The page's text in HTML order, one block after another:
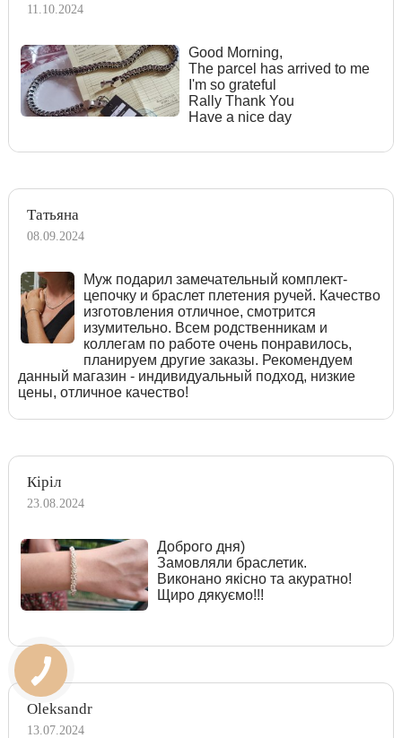
11.10.2024
Good Morning,
The parcel has arrived to me
I'm so grateful
Rally Thank You
Have a nice day
Татьяна
08.09.2024
Муж подарил замечательный комплект-
цепочку и браслет плетения ручей. Качество
изготовления отличное, смотрится
изумительно. Всем родственникам и
коллегам по работе очень понравилось,
планируем другие заказы. Рекомендуем
данный магазин - индивидуальный подход, низкие
цены, отличное качество!
Кіріл
23.08.2024
Доброго дня)
Замовляли браслетик.
Виконано якісно та акуратно!
Щиро дякуємо!!!
Oleksandr
13.07.2024